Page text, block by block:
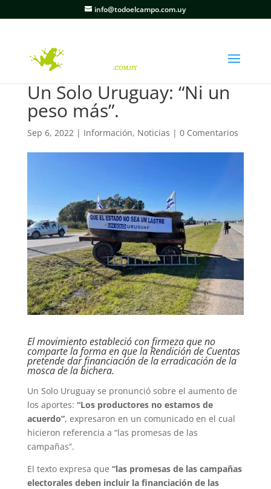
info@todoelcampo.com.uy
Un Solo Uruguay: “Ni un
peso más”.
Sep 6, 2022| Información, Noticias | 0 Comentarios
El movimiento estableció con firmeza que no
comparte la forma en que la Rendición de Cuentas
pretende dar financiación de la erradicación de la
mosca de la bichera.
Un Solo Uruguay se pronunció sobre el aumento de
los aportes: “Los productores no estamos de
acuerdo”, expresaron en un comunicado en el cual
hicieron referencia a “las promesas de las
campañas”.
El texto expresa que “las promesas de las campañas
electorales deben incluir la financiación de las